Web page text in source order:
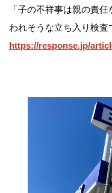
「子の不祥事は親の責
われそうな立ち入り検査
https://response.jp/